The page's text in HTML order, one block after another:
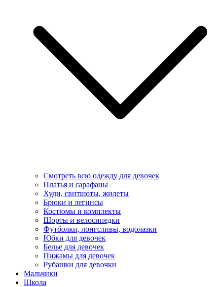
Смотреть всю одежду для девочек
Платья и сарафаны
Худи, свитшоты, жилеты
Брюки и легинсы
Костюмы и комплекты
Шорты и велосипедки
Футболки, лонгсливы, водолазки
Юбки для девочек
Белье для девочек
Пижамы для девочек
Рубашки для девочки
Мальчики
Школа